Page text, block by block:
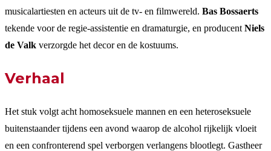
musicalartiesten en acteurs uit de tv- en filmwereld. Bas Bossaerts
tekende voor de regie-assistentie en dramaturgie, en producent Niels
de Valk verzorgde het decor en de kostuums.
Verhaal
Het stuk volgt acht homoseksuele mannen en een heteroseksuele
buitenstaander tijdens een avond waarop de alcohol rijkelijk vloeit
en een confronterend spel verborgen verlangens blootlegt. Gastheer